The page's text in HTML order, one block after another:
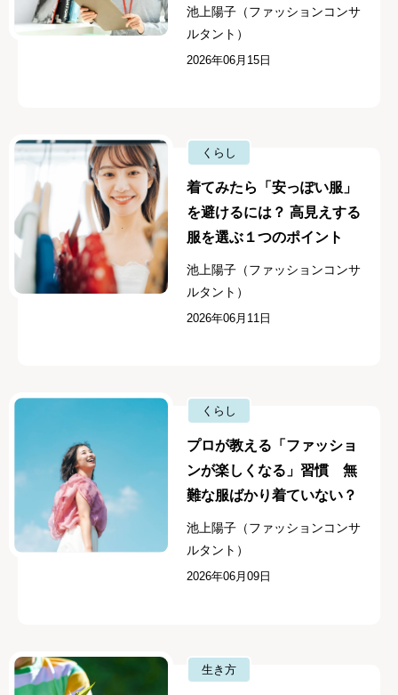
池上陽子（ファッションコンサ
ルタント）
2026年06月15日
くらし
着てみたら「安っぽい服」
を避けるには？ 高見えする
服を選ぶ１つのポイント
池上陽子（ファッションコンサ
ルタント）
2026年06月11日
くらし
プロが教える「ファッショ
ンが楽しくなる」習慣 無
難な服ばかり着ていない？
池上陽子（ファッションコンサ
ルタント）
2026年06月09日
生き方